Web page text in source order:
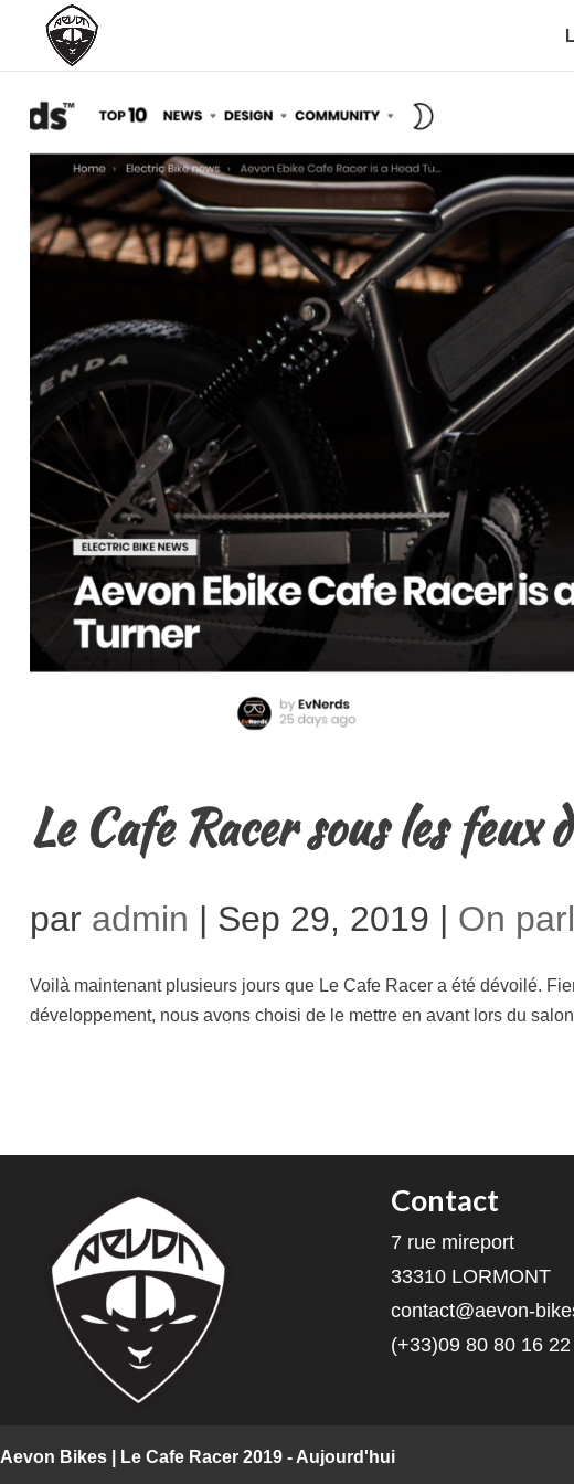
Le Cafe Racer sous les feux
par admin | Sep 29, 2019 | On
Voilà maintenant plusieurs jours que Le Cafe Racer a été dévoilé.
développement, nous avons choisi de le mettre en avant lors du
Contact
7 rue mireport
33310 LORMONT
contact@aevon-
(+33)09 80 80 16 22
Aevon Bikes | Le Cafe Racer 2019 - Aujourd'hui